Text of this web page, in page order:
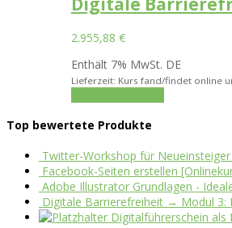
2.955,88 €
Enthält 7% MwSt. DE
Lieferzeit: Kurs fand/findet online
Top bewertete Produkte
Twitter-Workshop für Neueinsteiger
Facebook-Seiten erstellen
Adobe Illustrator Grundlagen -
Digitale Barrierefreiheit → Modul 3:
Digitalführerschein als